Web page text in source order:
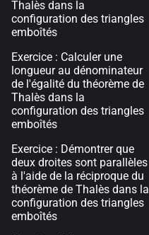
Thalès dans la
configuration des triangles
emboîtés
Exercice : Calculer une
longueur au dénominateur
de l'égalité du théorème de
Thalès dans la
configuration des triangles
emboîtés
Exercice : Démontrer que
deux droites sont parallèles
à l'aide de la réciproque du
théorème de Thalès dans la
configuration des triangles
emboîtés